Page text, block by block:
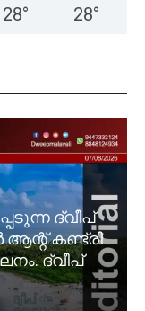
28° 28°
ദ്വീപ്
കണ്ട്രി
ദ്വീപ്